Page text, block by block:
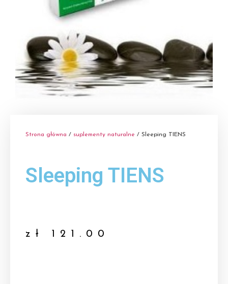
Strona główna / suplementy naturalne / Sleeping TIENS
Sleeping TIENS
zł 121.00